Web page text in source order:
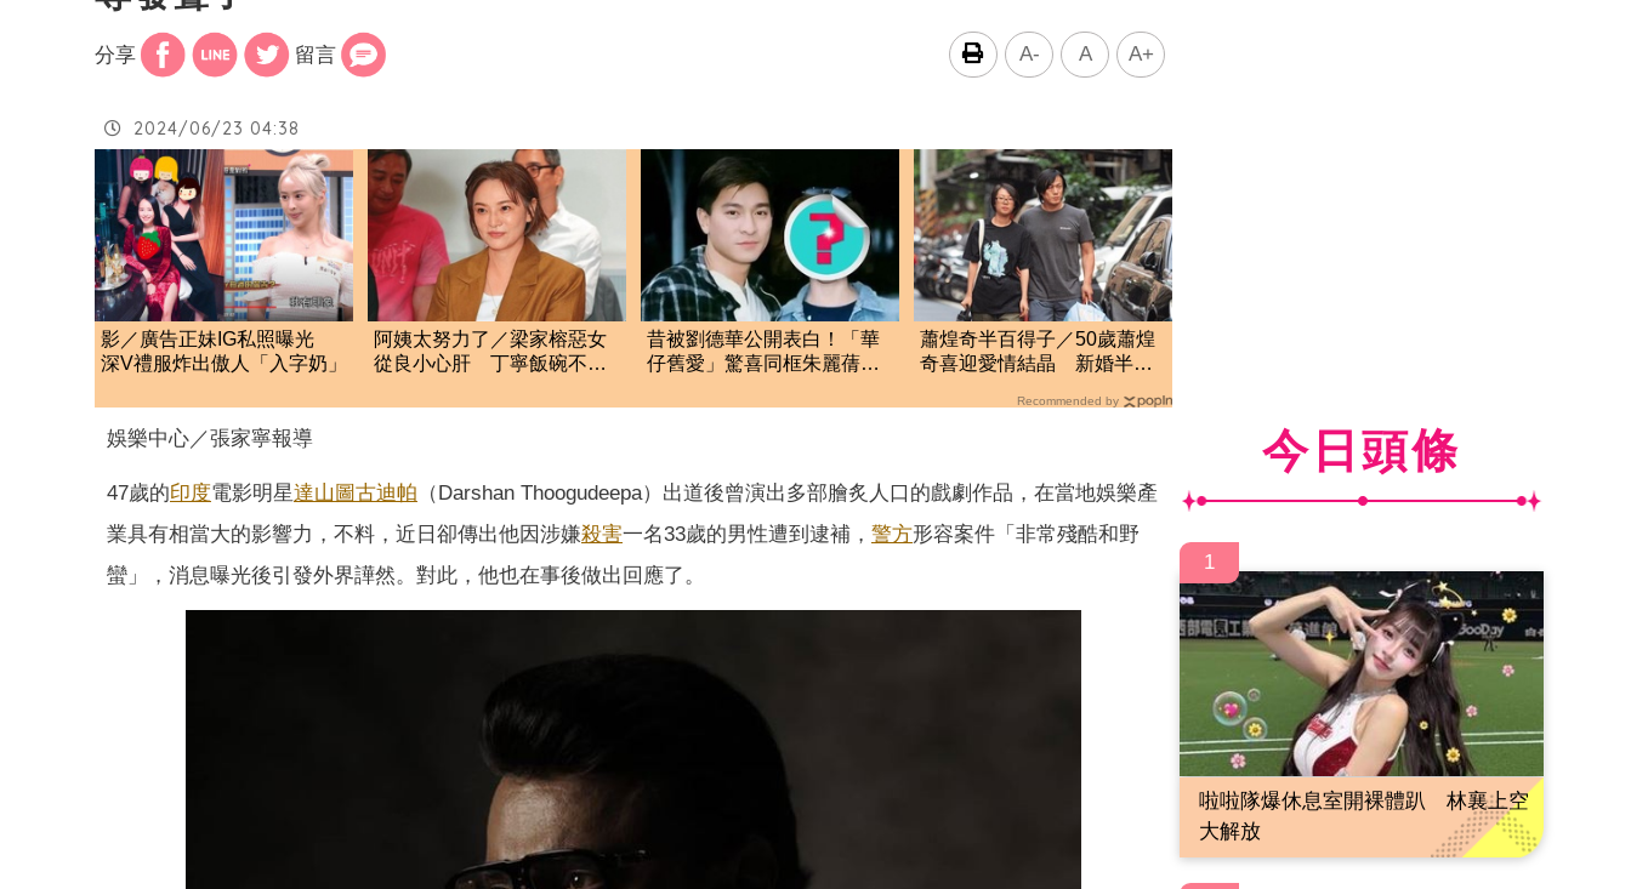
分享 留言 A- A A+
2024/06/23 04:38
影／廣告正妹IG私照曝光
深V禮服炸出傲人「入字奶」
阿姨太努力了／梁家榕惡女
從良小心肝 丁寧飯碗不保
昔被劉德華公開表白！「華
仔舊愛」驚喜同框朱麗蒨
蕭煌奇半百得子／50歲蕭煌
奇喜迎愛情結晶 新婚半年
Recommended by
娛樂中心／張家寧報導
47歲的印度電影明星達山圖古迪帕 （Darshan Thoogudeepa）出道後曾演出多部膾炙人口的戲劇作品，在當地娛樂產
業具有相當大的影響力，不料，近日卻傳出他因涉嫌殺害一名33歲的男性遭到逮補， 警方形容案件「非常殘酷和野
蠻」，消息曝光後引發外界譁然。對此，他也在事後做出回應了。
今日頭條
1
啦啦隊爆休息室開裸體趴 林襄上空
大解放